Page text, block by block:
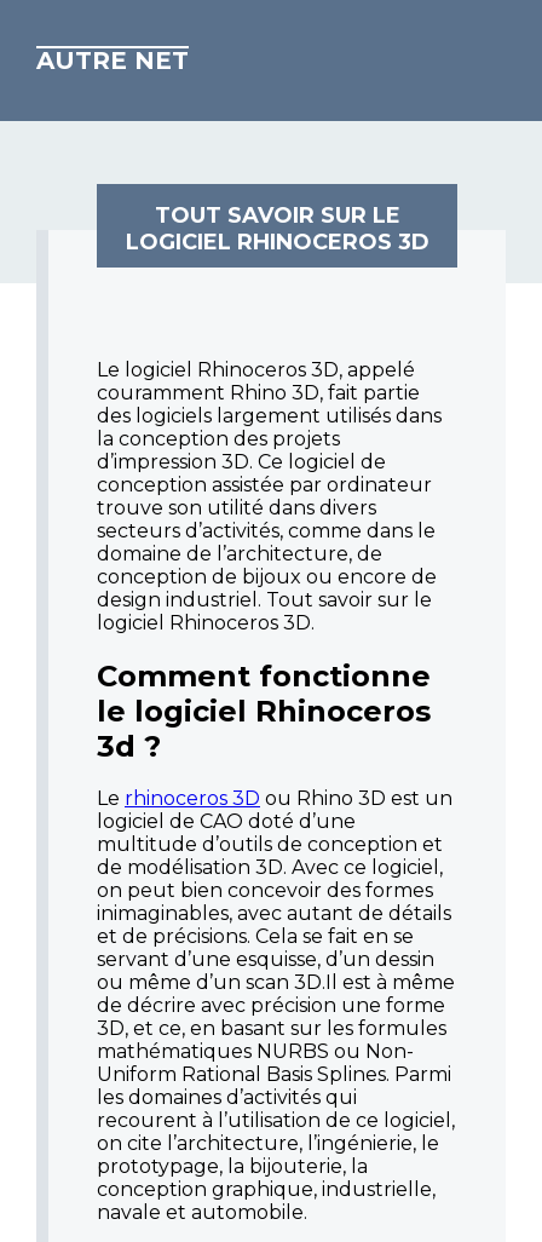
AUTRE NET
TOUT SAVOIR SUR LE
LOGICIEL RHINOCEROS 3D
Le logiciel Rhinoceros 3D, appelé
couramment Rhino 3D, fait partie
des logiciels largement utilisés dans
la conception des projets
d’impression 3D. Ce logiciel de
conception assistée par ordinateur
trouve son utilité dans divers
secteurs d’activités, comme dans le
domaine de l’architecture, de
conception de bijoux ou encore de
design industriel. Tout savoir sur le
logiciel Rhinoceros 3D.
Comment fonctionne
le logiciel Rhinoceros
3d ?
Le rhinoceros 3D ou Rhino 3D est un
logiciel de CAO doté d’une
multitude d’outils de conception et
de modélisation 3D. Avec ce logiciel,
on peut bien concevoir des formes
inimaginables, avec autant de détails
et de précisions. Cela se fait en se
servant d’une esquisse, d’un dessin
ou même d’un scan 3D.Il est à même
de décrire avec précision une forme
3D, et ce, en basant sur les formules
mathématiques NURBS ou Non-
Uniform Rational Basis Splines. Parmi
les domaines d’activités qui
recourent à l’utilisation de ce logiciel,
on cite l’architecture, l’ingénierie, le
prototypage, la bijouterie, la
conception graphique, industrielle,
navale et automobile.